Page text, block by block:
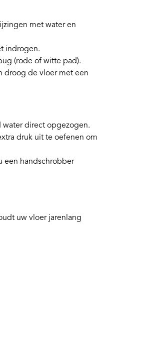
met water en
indrogen.
(rode of witte pad).
droog de vloer met een
water direct opgezogen.
druk uit te oefenen om
een handschrobber
uw vloer jarenlang